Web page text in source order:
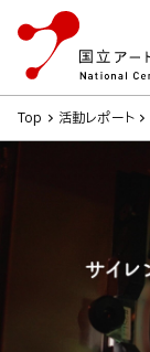
Top 活動レポート